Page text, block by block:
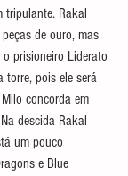
tripulante. Rakal
de ouro, mas
o prisioneiro Liderato
torre, pois ele será
concorda em
descida Rakal
um pouco
e Blue